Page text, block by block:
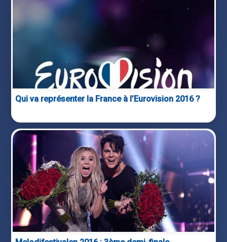
Qui va représenter la France à l’Eurovision 2016 ?